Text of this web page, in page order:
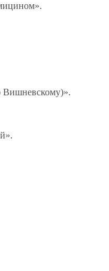
Вишневскому)».